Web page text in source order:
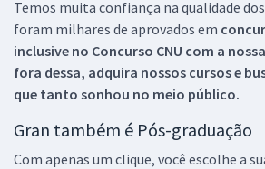
Temos muita confiança na qualidade
foram milhares de aprovados em
inclusive no Concurso CNU com a
fora dessa, adquira nossos cursos e
que tanto sonhou no meio público.
Gran também é Pós-graduação
Com apenas um clique, você escolhe a